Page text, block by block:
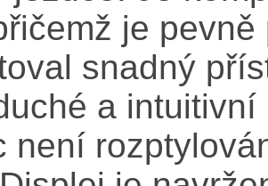
je
snadný
a
není